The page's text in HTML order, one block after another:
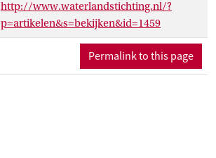
http://www.waterlandstichting.nl/?
p=artikelen&s=bekijken&id=1459
Permalink to this page